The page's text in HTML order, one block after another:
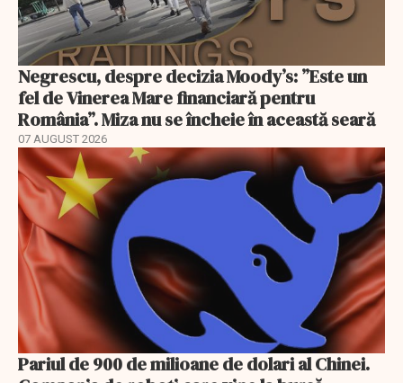
Negrescu, despre decizia Moody’s: ”Este un
fel de Vinerea Mare financiară pentru
România”. Miza nu se încheie în această seară
07 AUGUST 2026
Pariul de 900 de milioane de dolari al Chinei.